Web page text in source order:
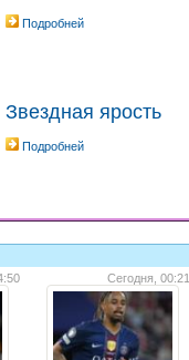
Подробней
Звездная ярость
Подробней
Сегодня, 00:21